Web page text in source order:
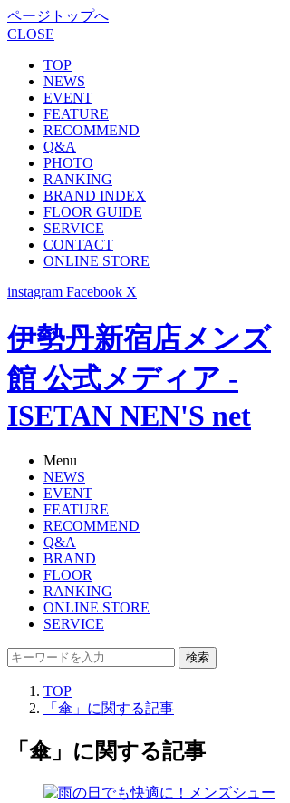
ページトップへ
CLOSE
TOP
NEWS
EVENT
FEATURE
RECOMMEND
Q&A
PHOTO
RANKING
BRAND INDEX
FLOOR GUIDE
SERVICE
CONTACT
ONLINE STORE
instagram Facebook X
伊勢丹新宿店メンズ
館 公式メディア -
ISETAN NEN'S net
Menu
NEWS
EVENT
FEATURE
RECOMMEND
Q&A
BRAND
FLOOR
RANKING
ONLINE STORE
SERVICE
検索
TOP
「傘」に関する記事
「傘」に関する記事